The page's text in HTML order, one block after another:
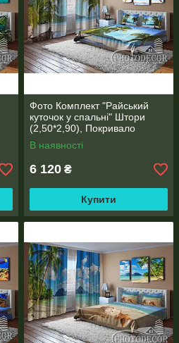
Фото Комплект "Райський
куточок у спальні" Штори
(2,50*2,90), Покривало
(2,0*2,20). Читаємо опис!
В наявності
6 120 ₴
Купити